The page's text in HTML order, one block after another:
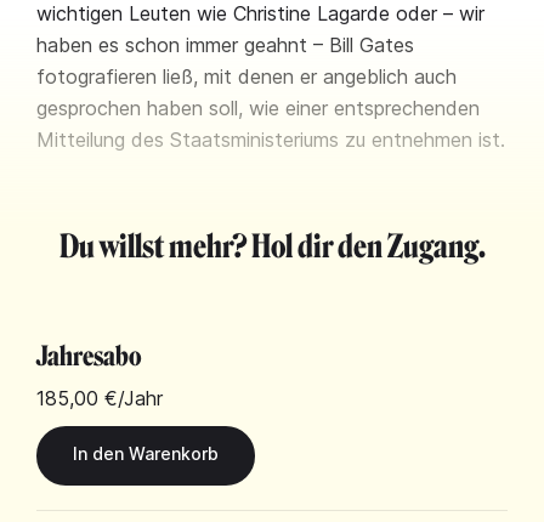
wichtigen Leuten wie Christine Lagarde oder – wir
haben es schon immer geahnt – Bill Gates
fotografieren ließ, mit denen er angeblich auch
gesprochen haben soll, wie einer entsprechenden
Mitteilung des Staatsministeriums zu entnehmen ist.
Du willst mehr? Hol dir den Zugang.
Jahresabo
185,00 €/Jahr